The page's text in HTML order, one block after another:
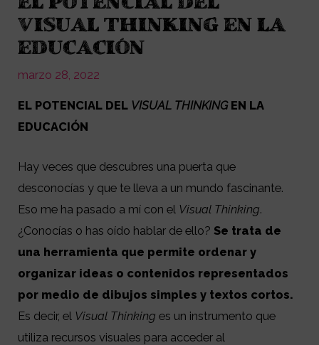
VISUAL THINKING EN LA
EDUCACIÓN
marzo 28, 2022
EL POTENCIAL DEL VISUAL THINKINGEN LA
EDUCACIÓN
Hay veces que descubres una puerta que
desconocías y que te lleva a un mundo fascinante.
Eso me ha pasado a mí con el Visual Thinking.
¿Conocías o has oído hablar de ello? Se trata de
una herramienta que permite ordenar y
organizar ideas o contenidos representados
por medio de dibujos simples y textos cortos.
Es decir, el Visual Thinking es un instrumento que
utiliza recursos visuales para acceder al